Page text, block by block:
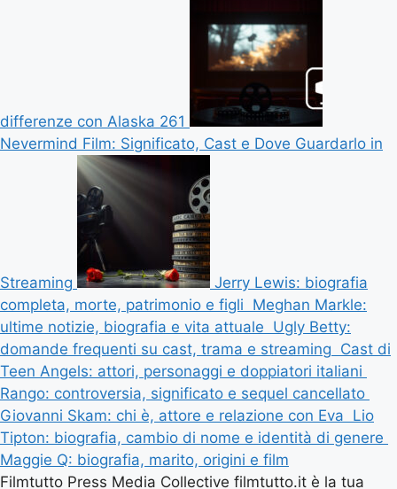
differenze con Alaska 261
Nevermind Film: Significato, Cast e Dove Guardarlo in
Streaming
Jerry Lewis: biografia
completa, morte, patrimonio e figli Meghan Markle:
ultime notizie, biografia e vita attuale Ugly Betty:
domande frequenti su cast, trama e streaming Cast di
Teen Angels: attori, personaggi e doppiatori italiani
Rango: controversia, significato e sequel cancellato
Giovanni Skam: chi è, attore e relazione con Eva Lio
Tipton: biografia, cambio di nome e identità di genere
Maggie Q: biografia, marito, origini e film
Filmtutto Press Media Collective filmtutto.it è la tua